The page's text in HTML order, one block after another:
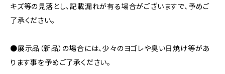
キズ等の見落とし、記載漏れが有る場合がございますで、予めご
了承ください。
●展示品（新品）の場合には、少々のヨゴレや臭い日焼け等があ
ります事を予めご了承ください。